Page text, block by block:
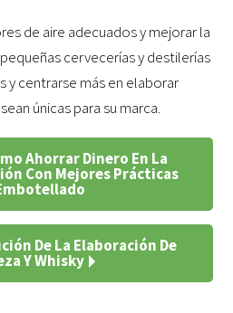
de aire adecuados y mejorar la
cervecerías y destilerías
y centrarse más en elaborar
únicas para su marca.
Ahorrar Dinero En La
Con Mejores Prácticas
De La Elaboración De
Y Whisky